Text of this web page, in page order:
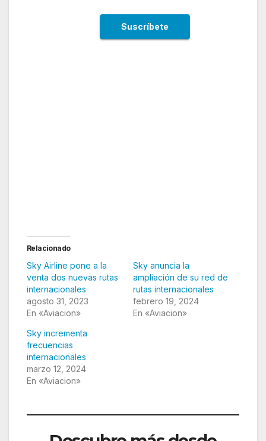
Relacionado
Sky Airline pone a la
venta dos nuevas rutas
internacionales
agosto 31, 2023
En «Aviacion»
Sky anuncia la
ampliación de su red de
rutas internacionales
febrero 19, 2024
En «Aviacion»
Sky incrementa
frecuencias
internacionales
marzo 12, 2024
En «Aviacion»